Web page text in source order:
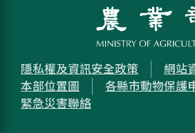
隱私權及資訊安全政策
網站
本部位置圖
各縣市動物保護
緊急災害聯絡